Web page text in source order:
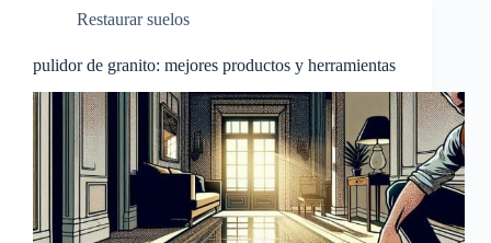
Restaurar suelos
pulidor de granito: mejores productos y herramientas